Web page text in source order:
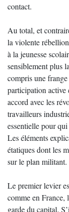
contact.
Au total, et
la violente
à la jeunesse
sensiblement plus
compris une
participation active
accord avec les
travailleurs
essentielle pour
Les éléments
étatiques dont les
sur le plan militant.
Le premier levier
comme en France,
garde du capital.